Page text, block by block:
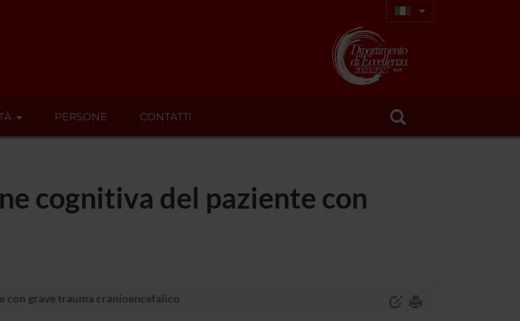
PERSONE CONTATTI
cognitiva del paziente con
con grave trauma cranioencefalico